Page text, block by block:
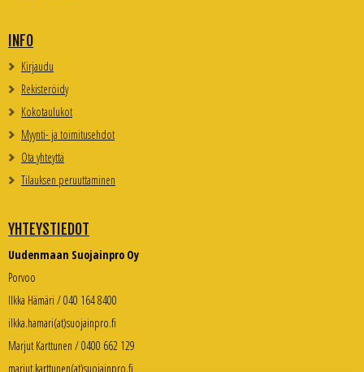
INFO
Kirjaudu
Rekisteröidy
Kokotaulukot
Myynti- ja toimitusehdot
Ota yhteyttä
Tilauksen peruuttaminen
YHTEYSTIEDOT
Uudenmaan Suojainpro Oy
Porvoo
Ilkka Hämäri / 040 164 8400
ilkka.hamari(at)suojainpro.fi
Marjut Karttunen / 0400 662 129
marjut.karttunen(at)suojainpro.fi